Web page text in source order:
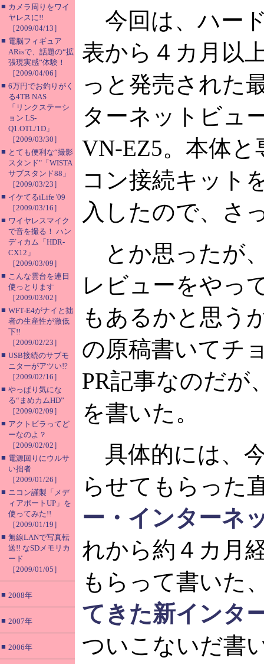
■ カメラ周りをワイ
ヤレスに!!
［2009/04/13］
■ 電脳フィギュア
ARisで、話題の“拡
張現実感”体験！
［2009/04/06］
■ 6万円でお釣りがく
る4TB NAS
「リンクステーシ
ョン LS-
Q1.OTL/1D」
［2009/03/30］
■ とても便利な“撮影
スタンド"「WISTA
サブスタンド88」
［2009/03/23］
■ イケてるiLife '09
［2009/03/16］
■ ワイヤレスマイク
で音を撮る！ ハン
ディカム「HDR-
CX12」
［2009/03/09］
■ こんな雲台を連日
使っとります
［2009/03/02］
■ WFT-E4がナイと拙
者の生産性が激低
下!!
［2009/02/23］
■ USB接続のサブモ
ニターがアツい!?
［2009/02/16］
■ やっぱり気にな
る“まめカムHD”
［2009/02/09］
■ アクトビラってど
ーなのよ？
［2009/02/02］
■ 電源回りにウルサ
い拙者
［2009/01/26］
■ ニコン謹製「メデ
ィアポートUP」を
使ってみた!!
［2009/01/19］
■ 無線LANで写真転
送!! なSDメモリカ
ード
［2009/01/05］
■ 2008年
■ 2007年
■ 2006年
今回は、ハー
表から４カ月以
っと発売された
ターネットビュ
VN-EZ5。本体と
コン接続キット
入したので、さ
とか思ったが
レビューをやっ
もあるかと思う
の原稿書いてチ
PR記事なのだが
を書いた。
具体的には、
らせてもらった
ー・インターネ
れから約４カ月
もらって書いた
てきた新インタ
ついこないだ書